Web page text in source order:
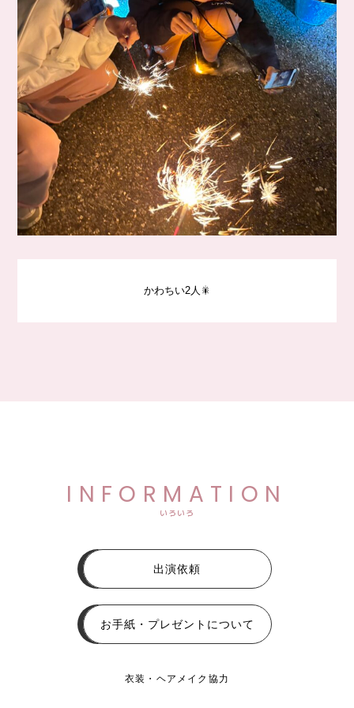
かわちい2人🎇
INFORMATION
いろいろ
出演依頼
お手紙・プレゼントについて
衣装・ヘアメイク協力